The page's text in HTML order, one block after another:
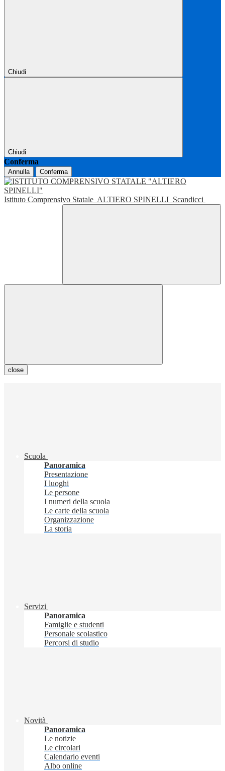
Chiudi
Chiudi
Conferma
Annulla Conferma
Istituto Comprensivo Statale ALTIERO SPINELLI Scandicci
close
Scuola
Panoramica
Presentazione
I luoghi
Le persone
I numeri della scuola
Le carte della scuola
Organizzazione
La storia
Servizi
Panoramica
Famiglie e studenti
Personale scolastico
Percorsi di studio
Novità
Panoramica
Le notizie
Le circolari
Calendario eventi
Albo online